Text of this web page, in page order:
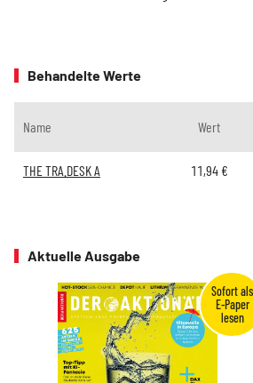
Behandelte Werte
Name Wert
THE TRA.DESK A 11,94€
Aktuelle Ausgabe